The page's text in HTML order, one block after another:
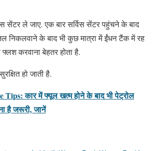
सेंटर ले जाए. एक बार सर्विस सेंटर पहुंचने के बाद
निकलवाने के बाद भी कुछ मात्रा में ईंधन टैंक में रह
करवाना बेहतर होता है.
हो जाती है.
Tips: कार में फ्यूल खत्म होने के बाद भी पेट्रोल
है जरूरी, जानें